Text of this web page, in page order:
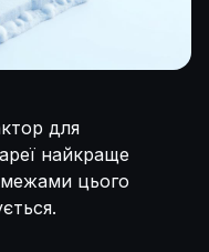
для
найкраще
цього